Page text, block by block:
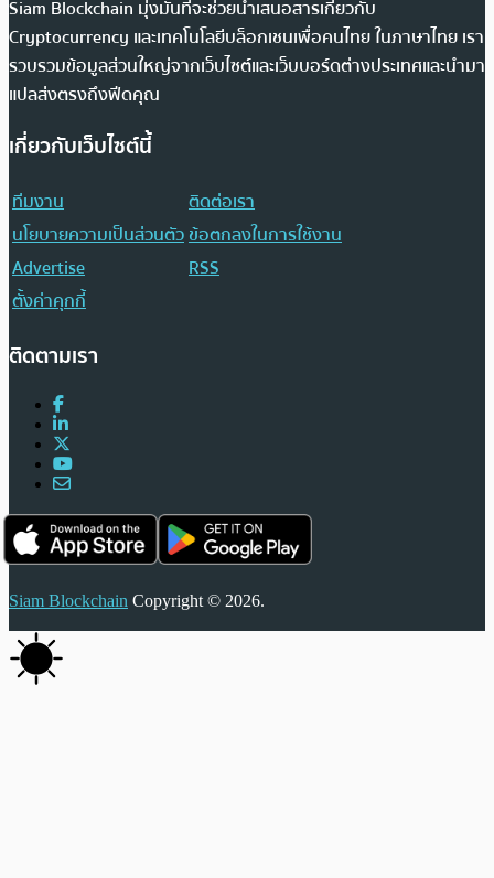
Siam Blockchain มุ่งมั่นที่จะช่วยนำเสนอสารเกี่ยวกับ
Cryptocurrency และเทคโนโลยีบล็อกเชนเพื่อคนไทย ในภาษาไทย เรา
รวบรวมข้อมูลส่วนใหญ่จากเว็บไซต์และเว็บบอร์ดต่างประเทศและนำมา
แปลส่งตรงถึงฟีดคุณ
เกี่ยวกับเว็บไซต์นี้
ทีมงาน
ติดต่อเรา
นโยบายความเป็นส่วนตัวข้อตกลงในการใช้งาน
Advertise
RSS
ตั้งค่าคุกกี้
ติดตามเรา
Siam Blockchain Copyright © 2026.